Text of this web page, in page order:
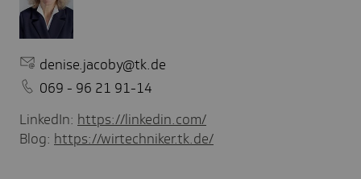
denise.jacoby@tk.de
069 - 96 21 91-14
LinkedIn: https://linkedin.com/
Blog: https://wirtechniker.tk.de/